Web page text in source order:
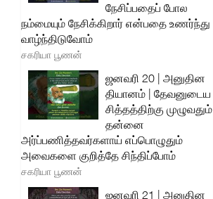
நேசிப்பதைப் போல
நம்மையும் நேசிக்கிறார் என்பதை உணர்ந்து
வாழ்ந்திடுவோம்
சகரியா பூணன்
ஜனவரி 20 | அனுதின
தியானம் | தேவனுடைய
சித்தத்திற்கு முழுவதும்
தன்னை
அர்ப்பணித்தவர்களாய் எப்பொழுதும்
அவைகளை குறித்தே சிந்திப்போம்
சகரியா பூணன்
ஜனவரி 21 | அனுதின